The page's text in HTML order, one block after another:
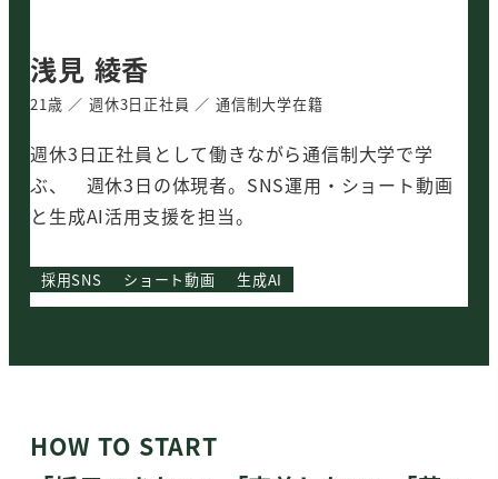
浅見 綾香
21歳 ／ 週休3日正社員 ／ 通信制大学在籍
週休3日正社員として働きながら通信制大学で学
ぶ、 週休3日の体現者。SNS運用・ショート動画
と生成AI活用支援を担当。
採用SNS ショート動画 生成AI
HOW TO START